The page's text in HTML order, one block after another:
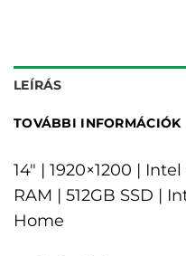
LEÍRÁS
TOVÁBBI INFORMÁCIÓK
14" | 1920×1200 |
RAM | 512GB SSD |
Home